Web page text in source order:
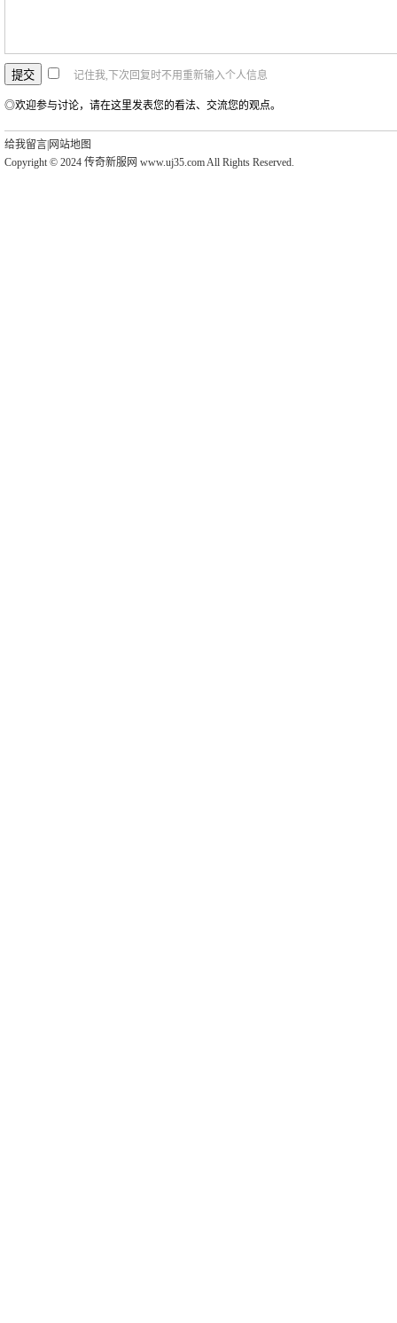
记住我,下次回复时不用重新输入个人信息
◎欢迎参与讨论，请在这里发表您的看法、交流您的观点。
给我留言 网站地图
Copyright © 2024 传奇新服网 www.uj35.com All Rights Reserved.